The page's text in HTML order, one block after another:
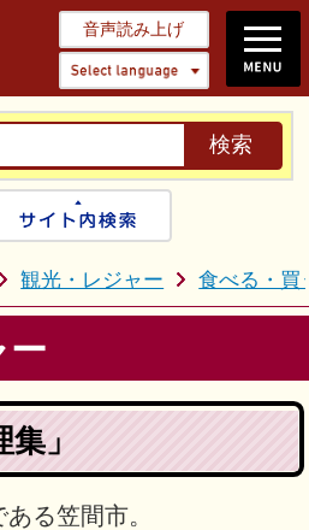
音声読み上げ
Select
検索
観光・レジャー 食べる・買
ー
」
る笠間市。